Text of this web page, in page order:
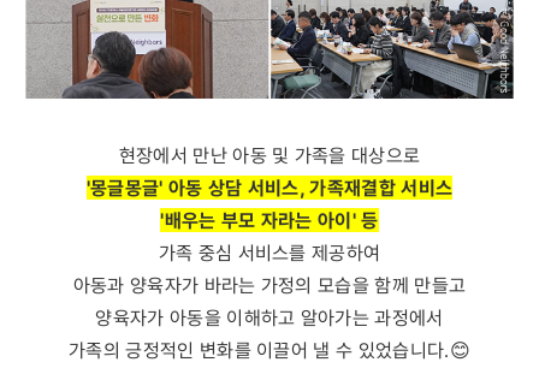
현장에서 만난 아동 및 가족을 대상으로
'몽글몽글' 아동 상담 서비스, 가족재결합 서비스
'배우는 부모 자라는 아이' 등
가족 중심 서비스를 제공하여
아동과 양육자가 바라는 가정의 모습을 함께 만들고
양육자가 아동을 이해하고 알아가는 과정에서
가족의 긍정적인 변화를 이끌어 낼 수 있었습니다.😊